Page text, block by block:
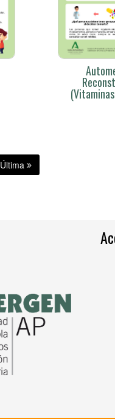
Última